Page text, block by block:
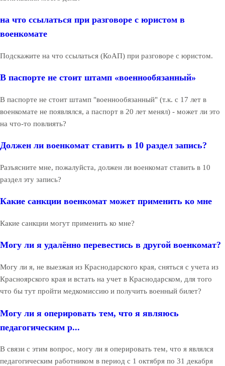
на что ссылаться при разговоре с юристом в
военкомате
Подскажите на что ссылаться (КоАП) при разговоре с юристом.
В паспорте не стоит штамп «военнообязанный»
В паспорте не стоит штамп "военнообязанный" (т.к. с 17 лет в
военкомате не появлялся, а паспорт в 20 лет менял) - может ли это
на что-то повлиять?
Должен ли военкомат ставить в 10 раздел запись?
Разъясните мне, пожалуйста, должен ли военкомат ставить в 10
раздел эту запись?
Какие санкции военкомат может применить ко мне
Какие санкции могут применить ко мне?
Могу ли я удалённо перевестись в другой военкомат?
Могу ли я, не выезжая из Краснодарского края, сняться с учета из
Красноярского края и встать на учет в Краснодарском, для того
что бы тут пройти медкомиссию и получить военный билет?
Могу ли я оперировать тем, что я являюсь
педагогическим р...
В связи с этим вопрос, могу ли я оперировать тем, что я являлся
педагогическим работником в период с 1 октября по 31 декабря